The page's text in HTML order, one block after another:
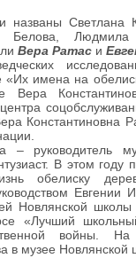
названы Светлана
Белова,
Вера Ратас и
«Их имена на
Вера
центра
Константиновна
– руководитель
В этом году
обелиску
Евгении
Новлянской
«Лучший
войны.
в музее Новлянской